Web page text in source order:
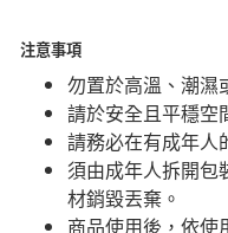
注意事項
勿置於高溫、潮濕
請於安全且平穩空
請務必在有成年人
須由成年人拆開包
材銷毀丟棄。
商品使用後，依使